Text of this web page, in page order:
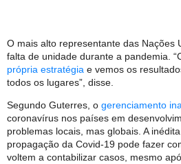
O mais alto representante das Nações
falta de unidade durante a pandemia.
própria estratégia e vemos os
todos os lugares”, disse.
Segundo Guterres, o gerenciamento
coronavírus nos países em
problemas locais, mas globais. A
propagação da Covid-19 pode fazer
voltem a contabilizar casos, mesmo